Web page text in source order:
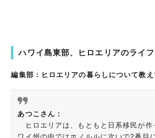
ハワイ島東部、ヒロエリアのライ
編集部：ヒロエリアの暮らしについて教え
あつこさん：
ヒロエリアは、もともと日系移民が作